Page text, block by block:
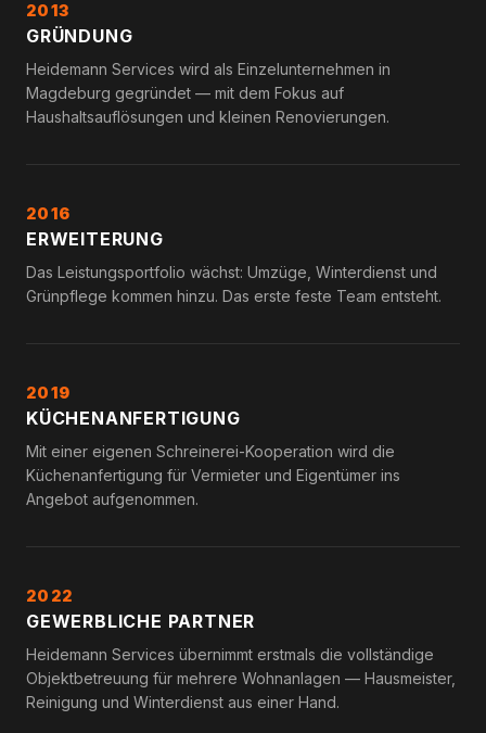
2013
GRÜNDUNG
Heidemann Services wird als Einzelunternehmen in
Magdeburg gegründet — mit dem Fokus auf
Haushaltsauflösungen und kleinen Renovierungen.
2016
ERWEITERUNG
Das Leistungsportfolio wächst: Umzüge, Winterdienst und
Grünpflege kommen hinzu. Das erste feste Team entsteht.
2019
KÜCHENANFERTIGUNG
Mit einer eigenen Schreinerei-Kooperation wird die
Küchenanfertigung für Vermieter und Eigentümer ins
Angebot aufgenommen.
2022
GEWERBLICHE PARTNER
Heidemann Services übernimmt erstmals die vollständige
Objektbetreuung für mehrere Wohnanlagen — Hausmeister,
Reinigung und Winterdienst aus einer Hand.